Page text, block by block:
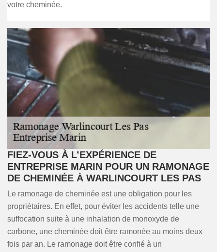
votre cheminée.
FIEZ-VOUS À L’EXPÉRIENCE DE
ENTREPRISE MARIN POUR UN RAMONAGE
DE CHEMINÉE À WARLINCOURT LES PAS
Le ramonage de cheminée est une obligation pour les
propriétaires. En effet, pour éviter les accidents telle une
suffocation suite à une inhalation de monoxyde de
carbone, une cheminée doit être ramonée au moins deux
fois par an. Le ramonage doit être confié à un